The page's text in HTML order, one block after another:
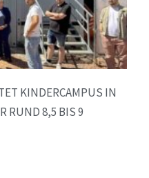
KINDERCAMPUS IN
RUND 8,5 BIS 9